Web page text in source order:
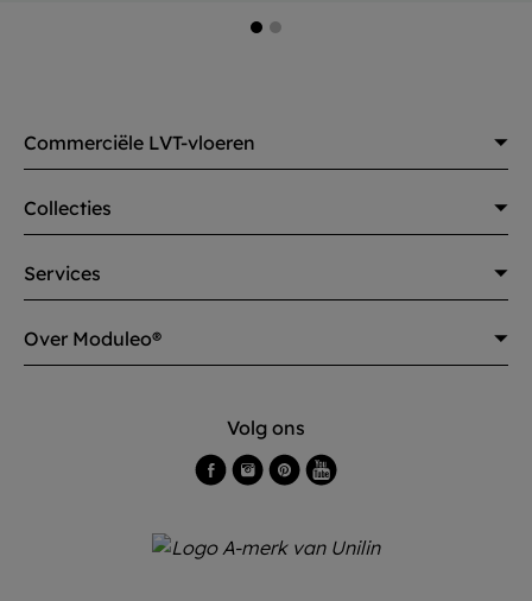
Commerciële LVT-vloeren
Collecties
Services
Over Moduleo®
Volg ons